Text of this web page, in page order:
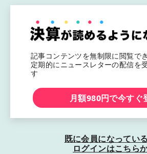
記事コンテンツを無制限に閲覧で
定期的にニュースレターの配信を
す
月額980円で今すぐ
既に会員になってい
ログインはこちら